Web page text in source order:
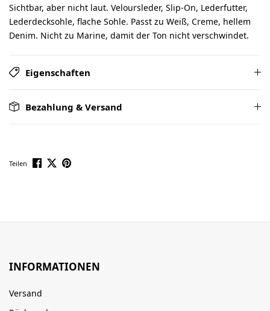
Sichtbar, aber nicht laut. Veloursleder, Slip-On, Lederfutter,
Lederdecksohle, flache Sohle. Passt zu Weiß, Creme, hellem
Denim. Nicht zu Marine, damit der Ton nicht verschwindet.
Eigenschaften
Bezahlung & Versand
Teilen
INFORMATIONEN
Versand